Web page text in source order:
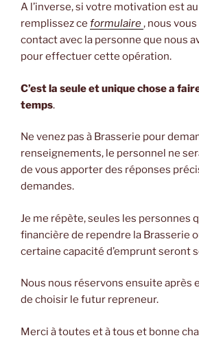
A l’inverse, si votre motivation est
remplissez ce formulaire, nous
contact avec la personne que nous
pour effectuer cette opération.
C’est la seule et unique chose a
temps.
Ne venez pas à Brasserie pour
renseignements, le personnel ne
de vous apporter des réponses
demandes.
Je me répète, seules les personnes
financière de rependre la Brasserie
certaine capacité d’emprunt seront
Nous nous réservons ensuite après
de choisir le futur repreneur.
Merci à toutes et à tous et bonne